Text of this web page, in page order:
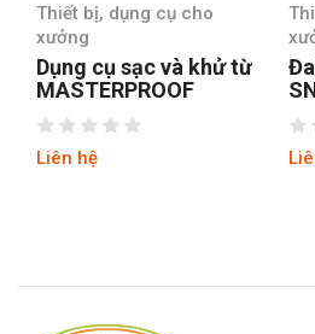
Thiết bị, dụng cụ cho
xưởng
Đai dụng cụ Fujiwara
SNSC-1-H-LGRN
Liên hệ